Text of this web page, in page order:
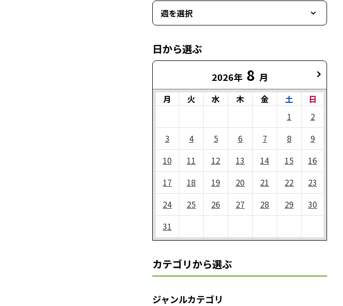
週を選択
日から選ぶ
2026年 8 月
月 火 水 木 金 土
日
1
2
3
4 5 6 7 8
9
10
11 12 13 14 15
16
17
18 19 20 21 22
23
24
25 26 27 28 29
30
31
カテゴリから選ぶ
ジャンルカテゴリ